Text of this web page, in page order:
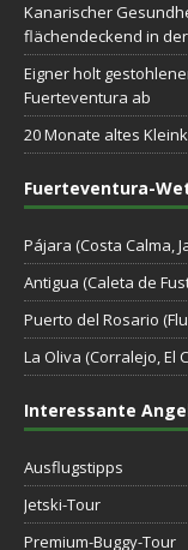
Kanarischer
flächendeckend in
Eigner holt
Fuerteventura ab
20 Monate altes
Fuerteventura-
Pájara (Costa Calma,
Antigua (Caleta de
Puerto del Rosario
La Oliva (Corralejo, El
Interessante
Ausflugstipps
Jetski-Tour
Premium-Buggy-Tour